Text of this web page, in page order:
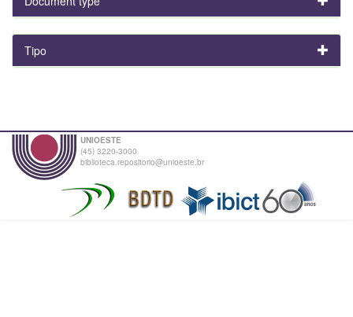
Tipo
UNIOESTE
(45) 3220-3000
biblioteca.repositorio@unioeste.br